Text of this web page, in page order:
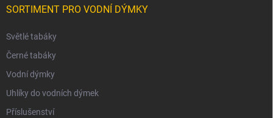
SORTIMENT PRO VODNÍ DÝMKY
Světlé tabáky
Černé tabáky
Vodní dýmky
Uhlíky do vodních dýmek
Příslušenství